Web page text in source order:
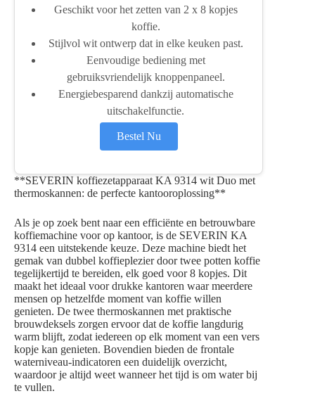
Geschikt voor het zetten van 2 x 8 kopjes
koffie.
Stijlvol wit ontwerp dat in elke keuken past.
Eenvoudige bediening met
gebruiksvriendelijk knoppenpaneel.
Energiebesparend dankzij automatische
uitschakelfunctie.
Bestel Nu
**SEVERIN koffiezetapparaat KA 9314 wit Duo met
thermoskannen: de perfecte kantooroplossing**
Als je op zoek bent naar een efficiënte en betrouwbare
koffiemachine voor op kantoor, is de SEVERIN KA
9314 een uitstekende keuze. Deze machine biedt het
gemak van dubbel koffieplezier door twee potten koffie
tegelijkertijd te bereiden, elk goed voor 8 kopjes. Dit
maakt het ideaal voor drukke kantoren waar meerdere
mensen op hetzelfde moment van koffie willen
genieten. De twee thermoskannen met praktische
brouwdeksels zorgen ervoor dat de koffie langdurig
warm blijft, zodat iedereen op elk moment van een vers
kopje kan genieten. Bovendien bieden de frontale
waterniveau-indicatoren een duidelijk overzicht,
waardoor je altijd weet wanneer het tijd is om water bij
te vullen.